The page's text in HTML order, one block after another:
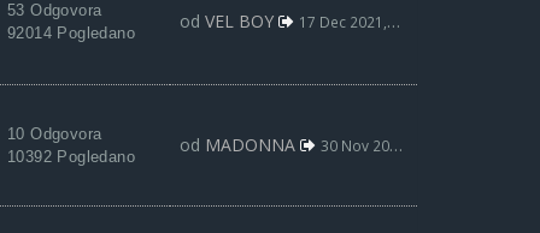
53 Odgovora
92014 Pogledano
od VEL BOY 17 Dec 2021, 15:08
10 Odgovora
10392 Pogledano
od MADONNA 30 Nov 2021, 09:45